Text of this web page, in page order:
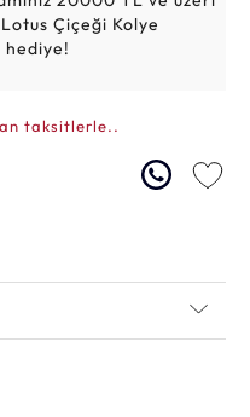
Çiçeği Kolye
hediye!
taksitlerle..